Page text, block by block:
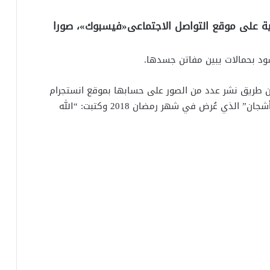
على موقع التواصل الاجتماعى«فيسبوك»، صورا
بحمالات يبين مفاتن جسدها.
طريق نشر عدد من الصور على حسابها بموقع انستجرام
التي جمعتها بالفنان الراحل خلال مسلسل “عزمى وأشجان” الذي عُرض في شهر رمضان 2018 وكتبت: “الله